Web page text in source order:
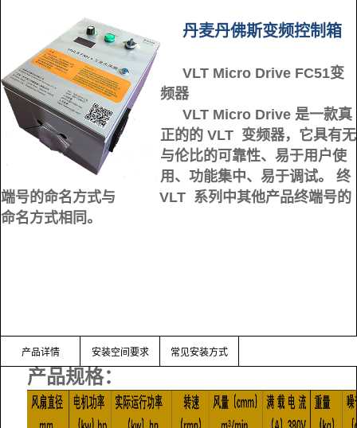
丹麦丹佛斯变频控制箱
VLT Micro Drive FC51变
频器
VLT Micro Drive 是一款真
正的的 VLT 变频器，它具有无
与伦比的可靠性、易于用户使
用、功能集中、易于调试。 终
端号的命名方式与 VLT 系列中其他产品终端号的
命名方式相同。
产品详情 安装空间要求 常见安装方式
产品规格：